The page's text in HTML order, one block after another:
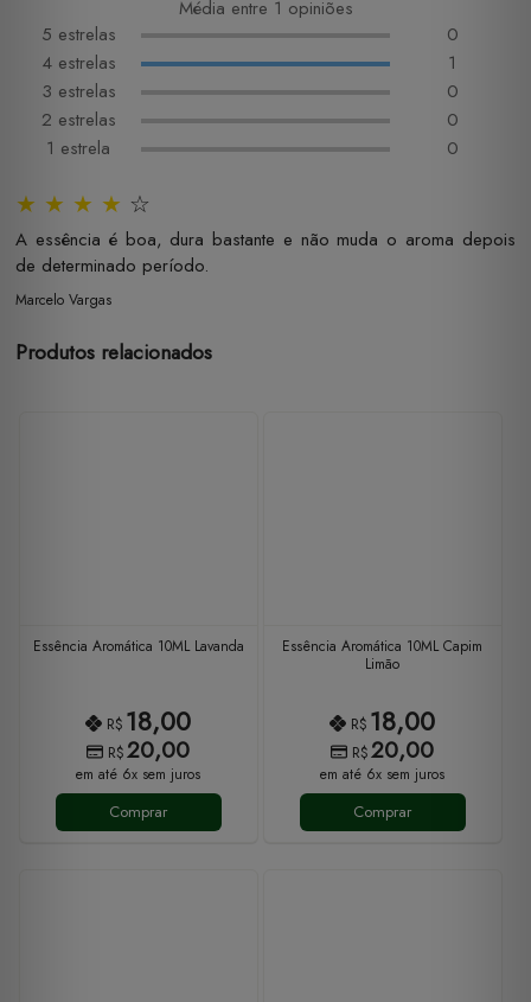
Média entre 1 opiniões
5 estrelas
0
4 estrelas
1
3 estrelas
0
2 estrelas
0
1 estrela
0
☆
★
★
★
★
A essência é boa, dura bastante e não muda o aroma depois
de determinado período.
Marcelo Vargas
Produtos relacionados
Essência Aromática 10ML Lavanda
R$ 18,00
R$20,00
em até 6x sem juros
Comprar
Essência Aromática 10ML Capim
Limão
R$ 18,00
R$20,00
em até 6x sem juros
Comprar